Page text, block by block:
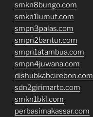
smkn8bungo.com
smkn1lumut.com
smpn3palas.com
smpn2bantur.com
smpn1atambua.com
smpn4juwana.com
dishubkabcirebon.com
sdn2girimarto.com
smkn1bkl.com
perbasimakassar.com